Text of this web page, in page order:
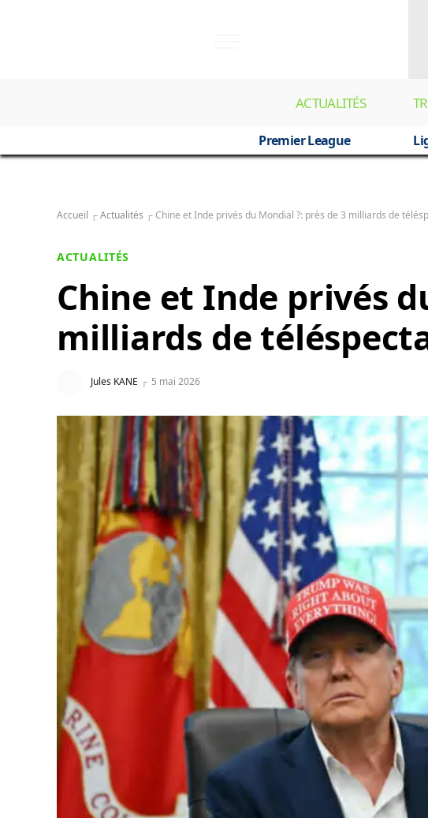
ACTUALITÉS
Premier League
Accueil ┌Actualités ┌Chine et Inde privés du Mondial ?: près de 3 milliards de
ACTUALITÉS
Chine et Inde privés
milliards de
Jules KANE 5 mai 2026